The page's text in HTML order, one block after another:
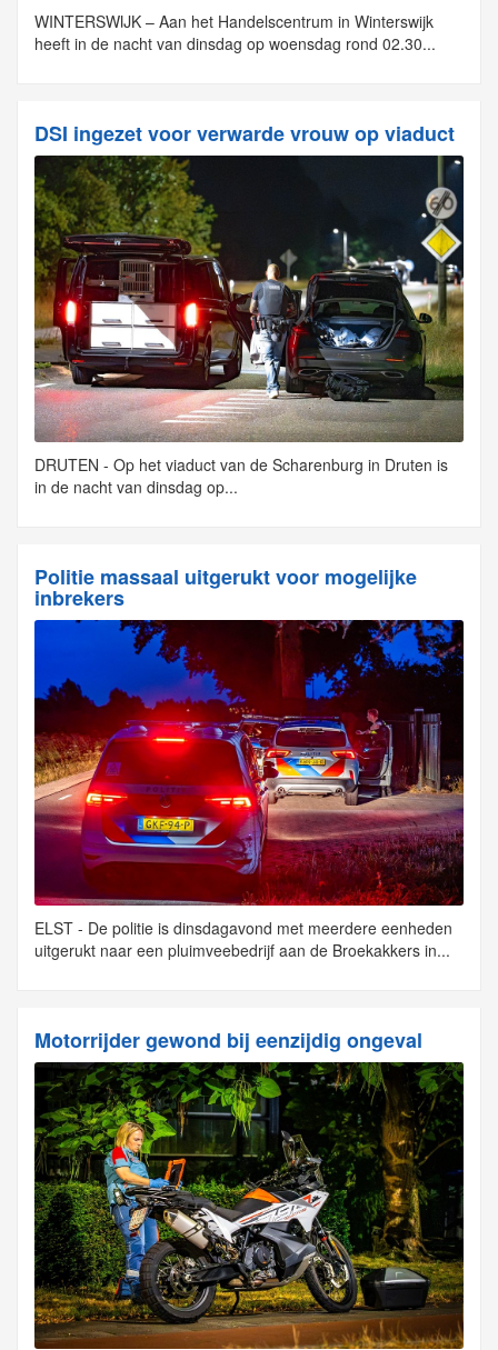
WINTERSWIJK – Aan het Handelscentrum in Winterswijk
heeft in de nacht van dinsdag op woensdag rond 02.30...
DSI ingezet voor verwarde vrouw op viaduct
DRUTEN - Op het viaduct van de Scharenburg in Druten is
in de nacht van dinsdag op...
Politie massaal uitgerukt voor mogelijke
inbrekers
ELST - De politie is dinsdagavond met meerdere eenheden
uitgerukt naar een pluimveebedrijf aan de Broekakkers in...
Motorrijder gewond bij eenzijdig ongeval